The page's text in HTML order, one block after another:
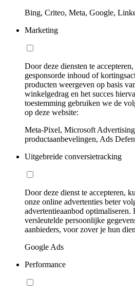
Bing, Criteo, Meta, Google,
Marketing
Door deze diensten te
gesponsorde inhoud of
producten weergeven op basis
winkelgedrag en het succes
toestemming gebruiken we de
op deze website:
Meta-Pixel, Microsoft
productaanbevelingen, Ads
Uitgebreide conversietracking
Door deze dienst te accepteren,
onze online advertenties beter
advertentieaanbod
versleutelde persoonlijke
aanbieders, voor zover je hun
Google Ads
Performance